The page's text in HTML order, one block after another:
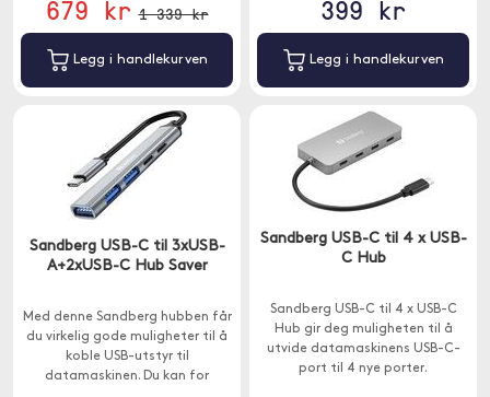
679 kr 1 339 kr
Legg i handlekurven
399 kr
Legg i handlekurven
Sandberg USB-C til 3xUSB-
A+2xUSB-C Hub Saver
Med denne Sandberg hubben får
du virkelig gode muligheter til å
koble USB-utstyr til
datamaskinen. Du kan for
Sandberg USB-C til 4 x USB-
C Hub
Sandberg USB-C til 4 x USB-C
Hub gir deg muligheten til å
utvide datamaskinens USB-C-
port til 4 nye porter.